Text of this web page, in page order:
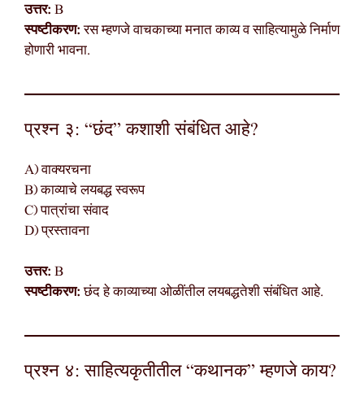
उत्तर: B
स्पष्टीकरण:रस म्हणजे वाचकाच्या मनात काव्य व साहित्यामुळे निर्माण
होणारी भावना.
प्रश्न ३: “छंद” कशाशी संबंधित आहे?
A) वाक्यरचना
B) काव्याचे लयबद्ध स्वरूप
C) पात्रांचा संवाद
D) प्रस्तावना
उत्तर: B
स्पष्टीकरण:छंद हे काव्याच्या ओळींतील लयबद्धतेशी संबंधित आहे.
प्रश्न ४: साहित्यकृतीतील “कथानक” म्हणजे काय?